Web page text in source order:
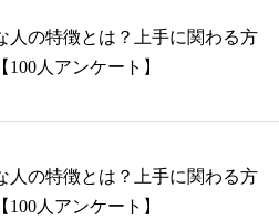
人の特徴とは？上手に関わる方
100人アンケート】
人の特徴とは？上手に関わる方
100人アンケート】